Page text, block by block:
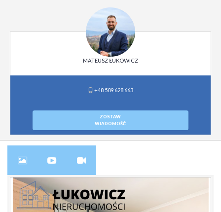
MATEUSZ ŁUKOWICZ
+48 509 628 663
ZOSTAW
WIADOMOŚĆ